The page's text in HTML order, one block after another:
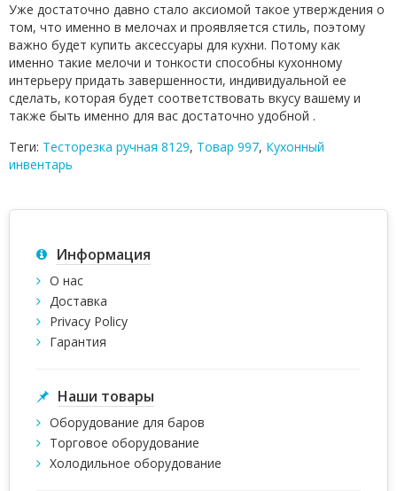
Уже достаточно давно стало аксиомой такое утверждения о
том, что именно в мелочах и проявляется стиль, поэтому
важно будет купить аксессуары для кухни. Потому как
именно такие мелочи и тонкости способны кухонному
интерьеру придать завершенности, индивидуальной ее
сделать, которая будет соответствовать вкусу вашему и
также быть именно для вас достаточно удобной .
Теги: Тесторезка ручная 8129, Товар 997, Кухонный
инвентарь
Информация
О нас
Доставка
Privacy Policy
Гарантия
Наши товары
Оборудование для баров
Торговое оборудование
Холодильное оборудование